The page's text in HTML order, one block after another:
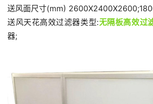
送风面尺寸(mm)
送风天花高效过滤器类型:无隔板高效过
器;